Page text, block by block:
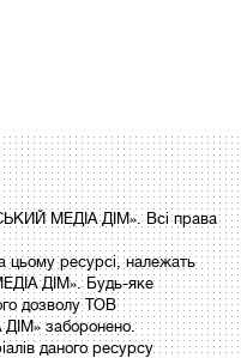
МЕДІА ДІМ». Всі права
цьому ресурсі, належать
ДІМ». Будь-яке
дозволу ТОВ
заборонено.
даного ресурсу